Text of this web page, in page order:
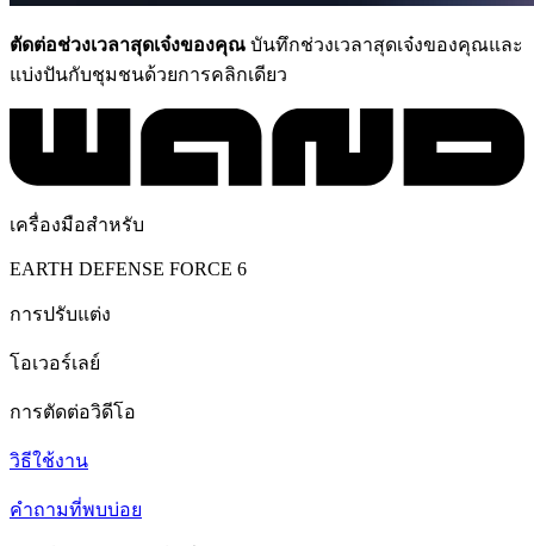
ตัดต่อช่วงเวลาสุดเจ๋งของคุณ บันทึกช่วงเวลาสุดเจ๋งของคุณและ
แบ่งปันกับชุมชนด้วยการคลิกเดียว
เครื่องมือสำหรับ
EARTH DEFENSE FORCE 6
การปรับแต่ง
โอเวอร์เลย์
การตัดต่อวิดีโอ
วิธีใช้งาน
คำถามที่พบบ่อย